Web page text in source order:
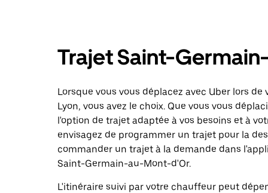
Trajet Saint-
Lorsque vous vous déplacez avec Uber lors
Lyon, vous avez le choix. Que vous vous
l'option de trajet adaptée à vos besoins et à
envisagez de programmer un trajet pour la
commander un trajet à la demande dans
Saint-Germain-au-Mont-d'Or.
L'itinéraire suivi par votre chauffeur peut